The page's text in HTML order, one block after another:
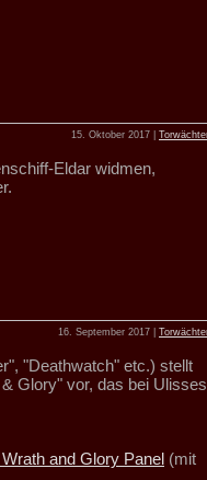
15. Oktober 2017 |
Eldar widmen,
16. September 2017 |
"Deathwatch" etc.) stellt
Glory" vor, das bei Ulisses
and Glory Panel (mit